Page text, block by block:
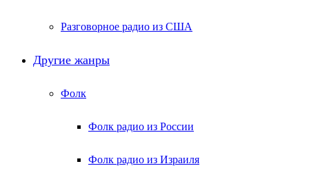
Разговорное радио из США
Другие жанры
Фолк
Фолк радио из России
Фолк радио из Израиля